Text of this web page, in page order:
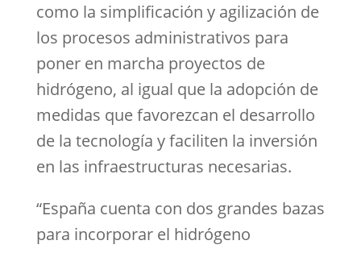
como la simplificación y agilización de
los procesos administrativos para
poner en marcha proyectos de
hidrógeno, al igual que la adopción de
medidas que favorezcan el desarrollo
de la tecnología y faciliten la inversión
en las infraestructuras necesarias.
“España cuenta con dos grandes bazas
para incorporar el hidrógeno